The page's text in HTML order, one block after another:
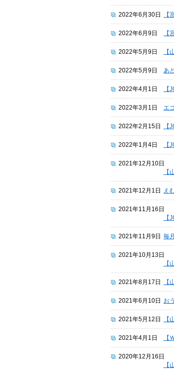
2022年6月30日 【
2022年6月9日 【
2022年5月9日 【
2022年5月9日 あ
2022年4月1日 【
2022年3月1日 エ
2022年2月15日 【
2022年1月4日 【
2021年12月10日
【
2021年12月1日 え
2021年11月16日
【
2021年11月9日 毎
2021年10月13日
【
2021年8月17日 【
2021年6月10日 お
2021年5月12日 【
2021年4月1日 【
2020年12月16日
【